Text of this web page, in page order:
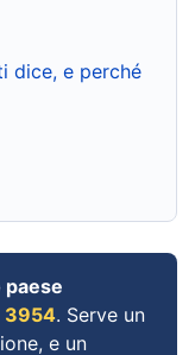
dice, e perché
paese
3954. Serve un
e un